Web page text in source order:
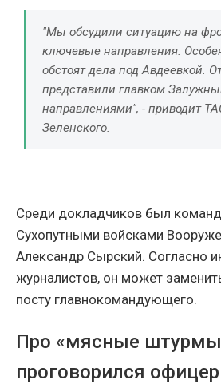
"Мы обсудили ситуацию на
ключевые направления.
обстоят дела под Авдеевкой.
представили главком
направлениями", - приводит
Зеленского.
Среди докладчиков был
Сухопутными войсками
Александр Сырский. Согласно
журналистов, он может
посту главнокомандующего.
Про «мясные
проговорился